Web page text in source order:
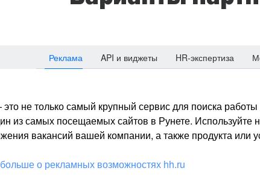
Реклама API и виджеты HR-экспертиза
не только самый крупный сервис для поиска
из самых посещаемых сайтов в Рунете.
вакансий вашей компании, а также продукта или
о рекламных возможностях hh.ru